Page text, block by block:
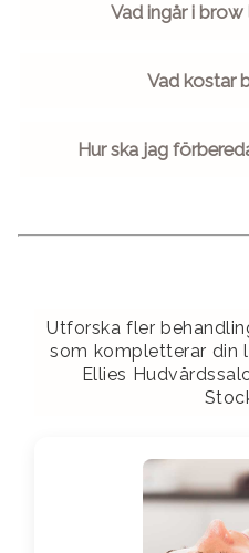
Vad ingår i
Vad kostar
Hur ska jag
Utforska fler
som kompletterar din
Ellies